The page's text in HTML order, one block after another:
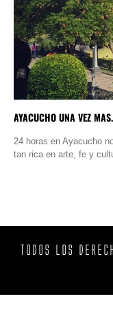
AYACUCHO UNA VEZ MAS.
24 horas en Ayacucho
tan rica en arte, fe y
TODOS LOS